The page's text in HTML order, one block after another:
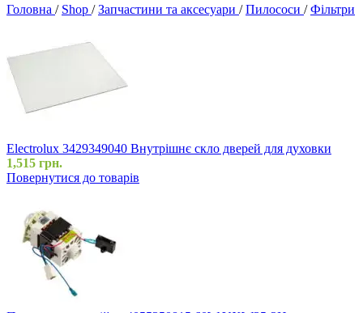
Головна / Shop / Запчастини та аксесуари / Пилососи / Фільтри
Electrolux 3429349040 Внутрішнє скло дверей для духовки
1,515 грн.
Повернутися до товарів